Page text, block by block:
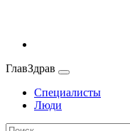
ГлавЗдрав
Специалисты
Люди